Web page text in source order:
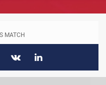
MATCH